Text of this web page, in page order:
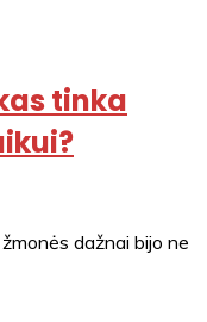
tinka
dažnai bijo ne